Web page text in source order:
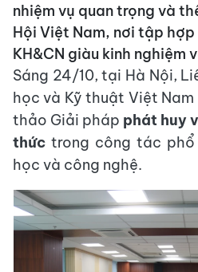
nhiệm vụ quan trọng và
Hội Việt Nam, nơi tập
KH&CN giàu kinh nghiệm
Sáng 24/10, tại Hà Nội,
học và Kỹ thuật Việt
thảo Giải pháp phát huy
thức trong công tác
học và công nghệ.